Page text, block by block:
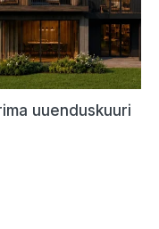
uuenduskuuri